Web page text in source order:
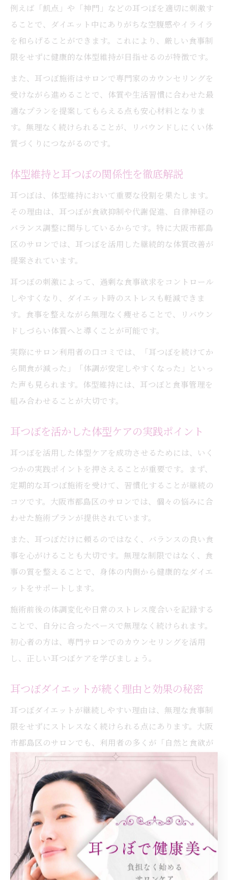
例えば「飢点」や「神門」などの耳つぼを適切に刺激す
ることで、ダイエット中にありがちな空腹感やイライラ
を和らげることができます。これにより、厳しい食事制
限をせずに健康的な体型維持が目指せるのが特徴です。
また、耳つぼ施術はサロンで専門家のカウンセリングを
受けながら進めることで、体質や生活習慣に合わせた最
適なプランを提案してもらえる点も安心材料となりま
す。無理なく続けられることが、リバウンドしにくい体
質づくりにつながるのです。
体型維持と耳つぼの関係性を徹底解説
耳つぼは、体型維持において重要な役割を果たします。
その理由は、耳つぼが食欲抑制や代謝促進、自律神経の
バランス調整に関与しているからです。特に大阪市都島
区のサロンでは、耳つぼを活用した継続的な体質改善が
提案されています。
耳つぼの刺激によって、過剰な食事欲求をコントロール
しやすくなり、ダイエット時のストレスも軽減できま
す。食事を整えながら無理なく痩せることで、リバウン
ドしづらい体質へと導くことが可能です。
実際にサロン利用者の口コミでは、「耳つぼを続けてか
ら間食が減った」「体調が安定しやすくなった」といっ
た声も見られます。体型維持には、耳つぼと食事管理を
組み合わせることが大切です。
耳つぼを活かした体型ケアの実践ポイント
耳つぼを活用した体型ケアを成功させるためには、いく
つかの実践ポイントを押さえることが重要です。まず、
定期的な耳つぼ施術を受けて、習慣化することが継続の
コツです。大阪市都島区のサロンでは、個々の悩みに合
わせた施術プランが提供されています。
また、耳つぼだけに頼るのではなく、バランスの良い食
事を心がけることも大切です。無理な制限ではなく、食
事の質を整えることで、身体の内側から健康的なダイエ
ットをサポートします。
施術前後の体調変化や日常のストレス度合いを記録する
ことで、自分に合ったペースで無理なく続けられます。
初心者の方は、専門サロンでのカウンセリングを活用
し、正しい耳つぼケアを学びましょう。
耳つぼダイエットが続く理由と効果の秘密
耳つぼダイエットが継続しやすい理由は、無理な食事制
限をせずにストレスなく続けられる点にあります。大阪
市都島区のサロンでも、利用者の多くが「自然と食欲が
整う」と実感しています。
耳つぼは身体のバランスを整える働きがあり、ダイエッ
ト中のリバウンドリスクを抑えやすいのが特徴です。施
術によって自律神経が安定し、日々の健康管理にも役立
ちます。
例えば、施術を受けてから「間食が減った」「体重がゆ
るやかに落ちてきた」という声が多く寄せられていま